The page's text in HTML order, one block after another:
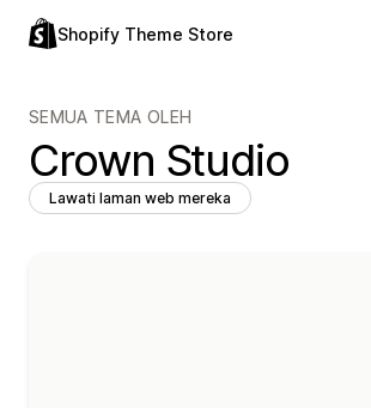
Shopify Theme Store
SEMUA TEMA OLEH
Crown Studio
Lawati laman web mereka